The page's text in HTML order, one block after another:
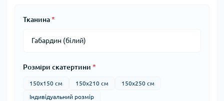
Тканина*
Розміри скатертини *
150х150 см 150х210 см 150х250 см
Індивідуальний розмір